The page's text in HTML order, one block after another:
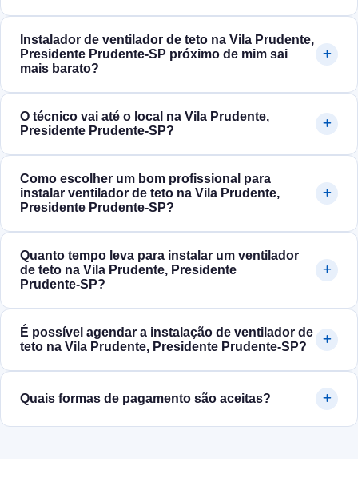
Instalador de ventilador de teto na Vila Prudente,
Presidente Prudente‑SP próximo de mim sai
mais barato?
O técnico vai até o local na Vila Prudente,
Presidente Prudente‑SP?
Como escolher um bom profissional para
instalar ventilador de teto na Vila Prudente,
Presidente Prudente‑SP?
Quanto tempo leva para instalar um ventilador
de teto na Vila Prudente, Presidente
Prudente‑SP?
É possível agendar a instalação de ventilador de
teto na Vila Prudente, Presidente Prudente‑SP?
Quais formas de pagamento são aceitas?